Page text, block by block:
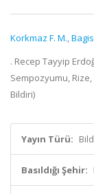
Korkmaz F. M.,
. Recep Tayyip
Sempozyumu, Rize,
Bildiri)
Yayın Türü:
Basıldığı Şehir: